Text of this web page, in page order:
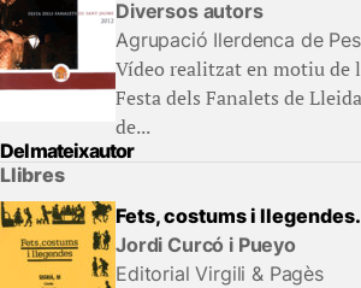
Diversos autors
Agrupació Ilerdenca de
Vídeo realitzat en motiu de
Festa dels Fanalets de
de...
Del mateix autor
Llibres
Fets, costums i
Jordi Curcó i Pueyo
Editorial Virgili & Pagès